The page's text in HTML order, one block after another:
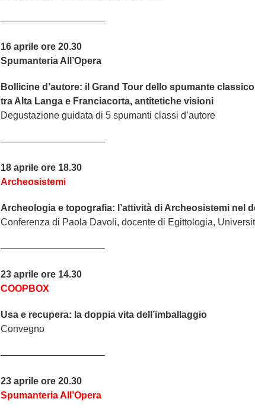
———————————
16 aprile ore 20.30
Spumanteria All’Opera
Bollicine d’autore: il Grand Tour dello spumante
tra Alta Langa e Franciacorta, antitetiche visioni
Degustazione guidata di 5 spumanti classi d’autore
———————————
18 aprile ore 18.30
Archeosistemi
Archeologia e topografia: l’attività di Archeosistemi nel
Conferenza di Paola Davoli, docente di Egittologia,
———————————
23 aprile ore 14.30
COOPBOX
Usa e recupera: la doppia vita dell’imballaggio
Convegno
———————————
23 aprile ore 20.30
Spumanteria All’Opera